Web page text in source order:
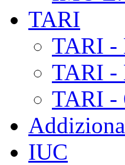
TARI
TARI -
TARI -
TARI -
IUC